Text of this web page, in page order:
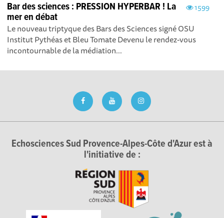
1599
Bar des sciences : PRESSION HYPERBAR ! La
mer en débat
Le nouveau triptyque des Bars des Sciences signé OSU
Institut Pythéas et Bleu Tomate Devenu le rendez-vous
incontournable de la médiation...
Echosciences Sud Provence-Alpes-Côte d'Azur est à
l'initiative de :